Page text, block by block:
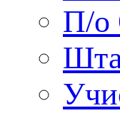
П/о